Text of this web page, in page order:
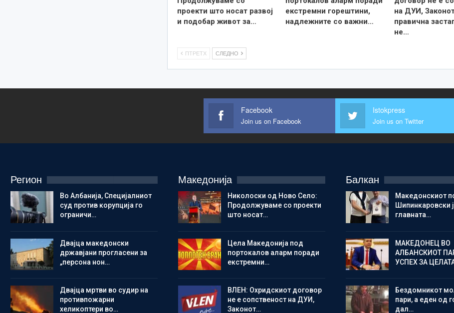
проекти што носат развој
и подобар живот за…
екстремни горештини,
надлежните со важни…
на ДУИ,
правична
не…
ПТРЕТХ СЛЕДНО
Facebook
Join us on Facebook
Istokpress
Join us on Twitter
Регион
Во Албанија, Специјалниот
суд против корупција го
ограничи…
Двајца македонски
државјани прогласени за
„персона нон…
Двајца мртви во судир на
противпожарни
хеликоптери во…
Македонија
Николоски од Ново Село:
Продолжуваме со проекти
што носат…
Цела Македонија под
портокалов аларм поради
екстремни…
ВЛЕН: Охридскиот договор
не е сопственост на ДУИ,
Законот…
Балкан
Македонскиот
Шипинкаровски
главната…
МАКЕДОНЕЦ ВО
АЛБАНСКИОТ
УСПЕХ ЗА
Бездомникот
пари, а еден од
дал…